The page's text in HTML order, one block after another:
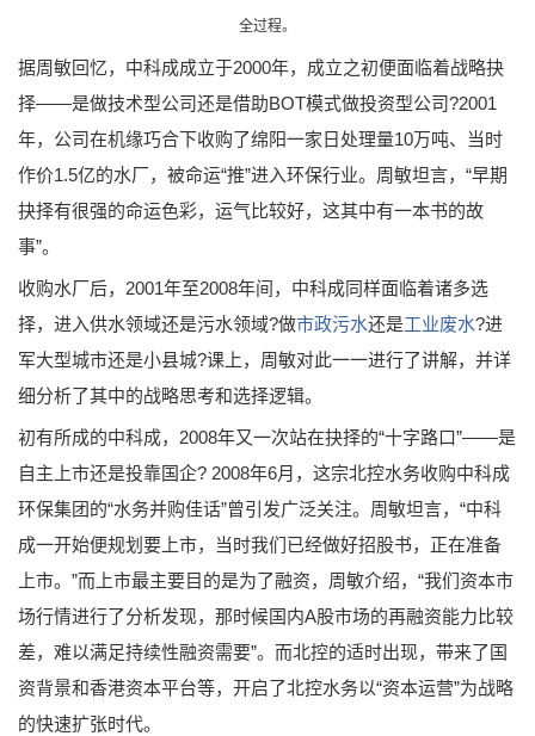
全过程。
据周敏回忆，中科成成立于2000年，成立之初便面临着战略抉
择——是做技术型公司还是借助BOT模式做投资型公司?2001
年，公司在机缘巧合下收购了绵阳一家日处理量10万吨、当时
作价1.5亿的水厂，被命运“推”进入环保行业。周敏坦言，“早期
抉择有很强的命运色彩，运气比较好，这其中有一本书的故
事”。
收购水厂后，2001年至2008年间，中科成同样面临着诸多选
择，进入供水领域还是污水领域?做市政污水还是工业废水?进
军大型城市还是小县城?课上，周敏对此一一进行了讲解，并详
细分析了其中的战略思考和选择逻辑。
初有所成的中科成，2008年又一次站在抉择的“十字路口”——是
自主上市还是投靠国企? 2008年6月，这宗北控水务收购中科成
环保集团的“水务并购佳话”曾引发广泛关注。周敏坦言，“中科
成一开始便规划要上市，当时我们已经做好招股书，正在准备
上市。”而上市最主要目的是为了融资，周敏介绍，“我们资本市
场行情进行了分析发现，那时候国内A股市场的再融资能力比较
差，难以满足持续性融资需要”。而北控的适时出现，带来了国
资背景和香港资本平台等，开启了北控水务以“资本运营”为战略
的快速扩张时代。